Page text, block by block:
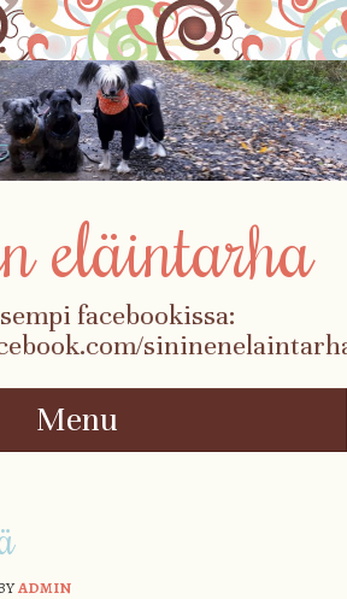
eläintarha
facebookissa:
Menu
ADMIN